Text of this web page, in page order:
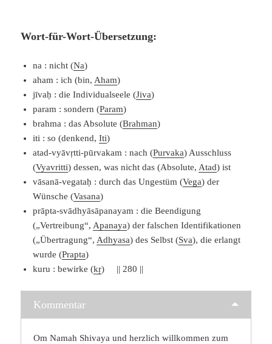
Wort-für-Wort-Übersetzung:
na : nicht (Na)
aham : ich (bin,Aham)
jīvaḥ : die Individualseele (Jiva)
param : sondern (Param)
brahma : das Absolute (Brahman)
iti : so (denkend,Iti)
atad-vyāvṛtti-pūrvakam : nach (Purvaka) Ausschluss
(Vyavritti) dessen, was nicht das (Absolute,Atad) ist
vāsanā-vegataḥ : durch das Ungestüm (Vega) der
Wünsche (Vasana)
prāpta-svādhyāsāpanayam : die Beendigung
(„Vertreibung“,Apanaya) der falschen Identifikationen
(„Übertragung“,Adhyasa) des Selbst (Sva), die erlangt
wurde (Prapta)
kuru : bewirke (kṛ) || 280 ||
Kommentar
Om Namah Shivaya und herzlich willkommen zum